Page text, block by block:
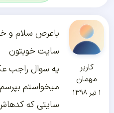
کاربر
مهمان
۱ تیر ۱۳۹۸
باعرص سلام و
سایت خوبتون
یه سوال راجب
میخواستم